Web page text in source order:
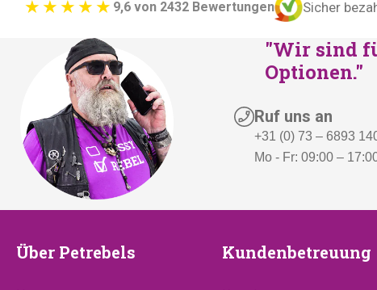
Sicher
9,6 von 2432 Bewertungen
"Wir sind
Optionen."
Ruf uns an
+31 (0) 73 – 6893
Mo - Fr: 09:00 –
Über
Über Petrebels Kundenbetreuung